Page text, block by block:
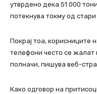
утврдено дека 51 000
потекнува токму од
Покрај тоа, корисниците
телефони често се
полначи, пишува веб-
Како одговор на